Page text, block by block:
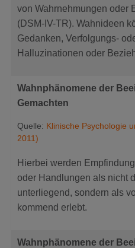
von Wahrnehmungen oder
(DSM-IV-TR). Wahnideen
Gedanken, Verfolgungs-
Halluzinationen oder
Wahnphänomene der
Gemachten
Quelle: Klinische Psychologie
2011)
Hierbei werden
oder Handlungen als nicht
unterliegend, sondern als
kommend erlebt.
Wahnphänomene der